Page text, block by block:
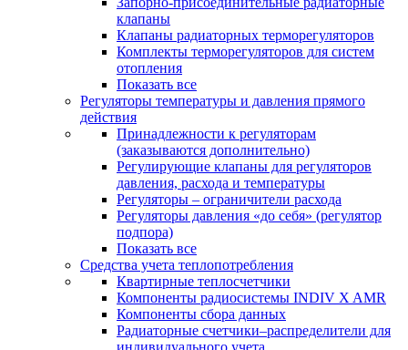
клапаны
Клапаны радиаторных терморегуляторов
Комплекты терморегуляторов для систем
отопления
Показать все
Регуляторы температуры и давления прямого
действия
Принадлежности к регуляторам
(заказываются дополнительно)
Регулирующие клапаны для регуляторов
давления, расхода и температуры
Регуляторы – ограничители расхода
Регуляторы давления «до себя» (регулятор
подпора)
Показать все
Средства учета теплопотребления
Квартирные теплосчетчики
Компоненты радиосистемы INDIV X AMR
Компоненты сбора данных
Радиаторные счетчики–распределители для
индивидуального учета